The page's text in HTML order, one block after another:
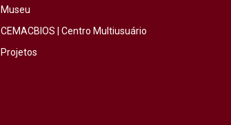
Museu
CEMACBIOS | Centro Multiusuário
Projetos